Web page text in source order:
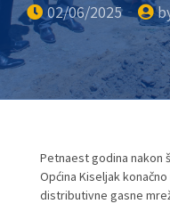
02/06/2025
Petnaest godina nakon
Općina Kiseljak
distributivne gasne